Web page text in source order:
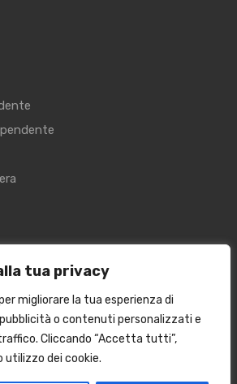
tua privacy
migliorare la tua esperienza di
o contenuti personalizzati e
Cliccando “Accetta tutti”,
dei cookie.
S.R.L. VIA RISORGIMENTO, 9 -